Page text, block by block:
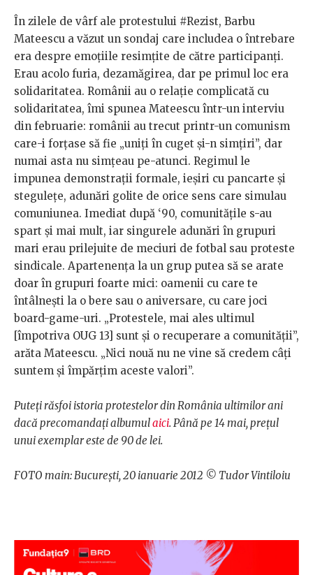
În zilele de vârf ale protestului #Rezist, Barbu
Mateescu a văzut un sondaj care includea o întrebare
era despre emoțiile resimțite de către participanți.
Erau acolo furia, dezamăgirea, dar pe primul loc era
solidaritatea. Românii au o relație complicată cu
solidaritatea, îmi spunea Mateescu într-un interviu
din februarie: românii au trecut printr-un comunism
care-i forțase să fie „uniți în cuget și-n simțiri”, dar
numai asta nu simțeau pe-atunci. Regimul le
impunea demonstrații formale, ieșiri cu pancarte și
stegulețe, adunări golite de orice sens care simulau
comuniunea. Imediat după ‘90, comunitățile s-au
spart și mai mult, iar singurele adunări în grupuri
mari erau prilejuite de meciuri de fotbal sau proteste
sindicale. Apartenența la un grup putea să se arate
doar în grupuri foarte mici: oamenii cu care te
întâlnești la o bere sau o aniversare, cu care joci
board-game-uri. „Protestele, mai ales ultimul
[împotriva OUG 13] sunt și o recuperare a comunității”,
arăta Mateescu. „Nici nouă nu ne vine să credem câți
suntem și împărțim aceste valori”.
Puteți răsfoi istoria protestelor din România ultimilor ani
dacă precomandați albumulaici. Până pe 14 mai, prețul
unui exemplar este de 90 de lei.
FOTO main: București, 20 ianuarie 2012 © Tudor Vintiloiu